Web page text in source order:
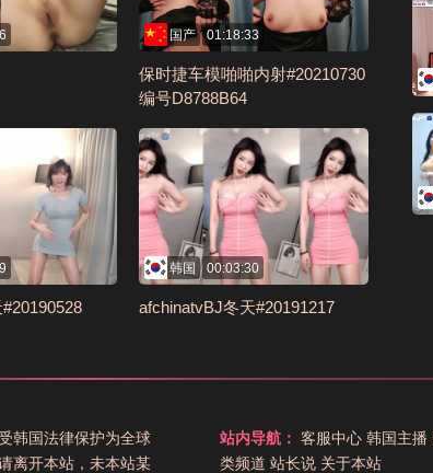
国产 01:18:33
保时捷车模啪啪内射#20210730
编号D8788B64
韩国 00:03:30
afchinatvBJ冬天#20191217
韩国法律保护为全球
离开本站，未本站某
站内导航： 客服中心 韩国主播
类频道 站长说 关于本站